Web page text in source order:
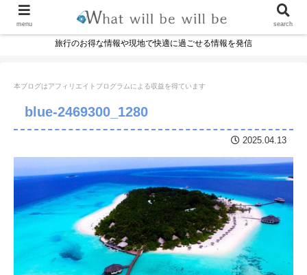
旅行のお得な情報や現地で快適に過ごせる情報を発信
本ブログはアフィリエイトプログラムによる収益を得ています
blue-2469300_1280
2025.04.13
menu search